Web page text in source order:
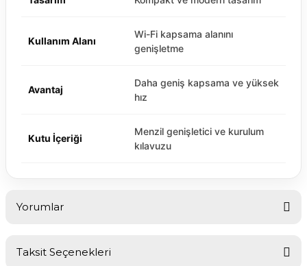
Kullanım Alanı
Wi-Fi kapsama alanını
genişletme
Avantaj
Daha geniş kapsama ve yüksek
hız
Kutu İçeriği
Menzil genişletici ve kurulum
kılavuzu
Yorumlar
Taksit Seçenekleri